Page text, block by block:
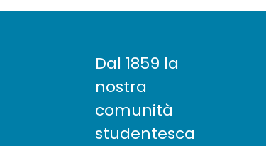
Dal 1859 la
nostra
comunità
studentesca